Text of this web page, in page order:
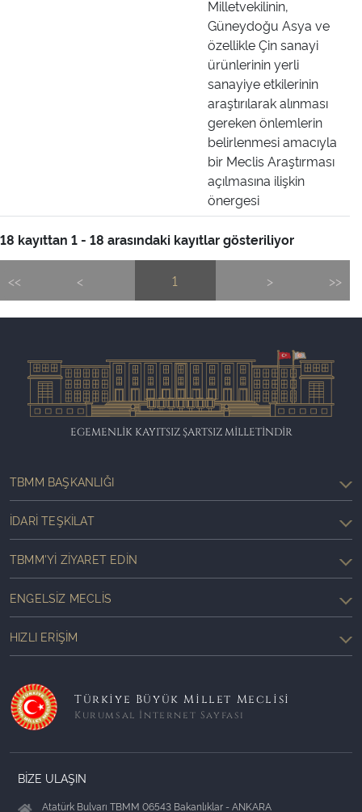
Milletvekilinin,
Güneydoğu Asya ve
özellikle Çin sanayi
ürünlerinin yerli
sanayiye etkilerinin
araştırılarak alınması
gereken önlemlerin
belirlenmesi amacıyla
bir Meclis Araştırması
açılmasına ilişkin
önergesi
18 kayıttan 1 - 18 arasındaki kayıtlar gösteriliyor
<< < 1 > >>
EGEMENLİK KAYITSIZ ŞARTSIZ MİLLETİNDİR
TBMM BAŞKANLIĞI
İDARI TEŞKILAT
TBMM'YI ZIYARET EDIN
ENGELSIZ MECLIS
HIZLI ERIŞIM
Türkiye Büyük Millet Meclisi
Kurumsal İnternet Sayfası
BİZE ULAŞIN
Atatürk Bulvarı TBMM 06543 Bakanlıklar - ANKARA